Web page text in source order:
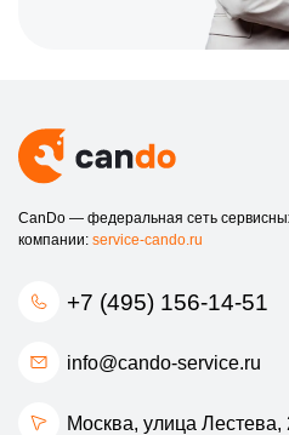
CanDo — федеральная сеть
компании: service-cando.ru
+7 (495) 156-14-51
info@cando-service.ru
Москва, улица Лестева,